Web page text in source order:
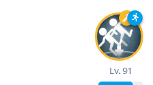
Lv.91